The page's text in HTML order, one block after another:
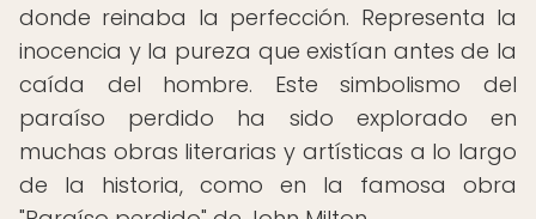
donde reinaba la perfección. Representa la
inocencia y la pureza que existían antes de la
caída del hombre. Este simbolismo del
paraíso perdido ha sido explorado en
muchas obras literarias y artísticas a lo largo
de la historia, como en la famosa obra